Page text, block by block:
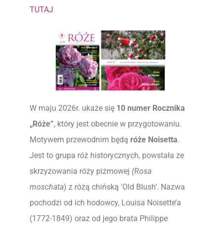
TUTAJ
W maju 2026r. ukaże się 10 numer Rocznika
„Róże”, który jest obecnie w przygotowaniu.
Motywem przewodnim będą róże Noisetta.
Jest to grupa róż historycznych, powstała ze
skrzyżowania róży piżmowej (Rosa
moschata) z różą chińską 'Old Blush’. Nazwa
pochodzi od ich hodowcy, Louisa Noisette’a
(1772-1849) oraz od jego brata Philippe